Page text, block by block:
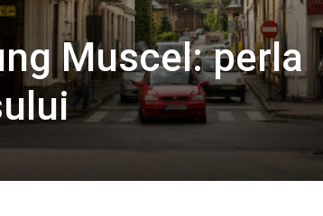
Muscel: perla